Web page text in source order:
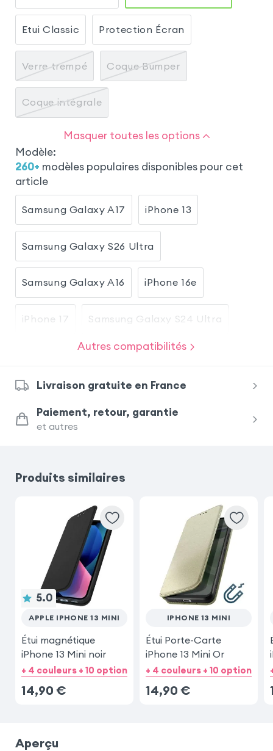
Etui Classic Protection Écran
Verre trempé Coque Bumper
Coque intégrale
Masquer toutes les options
Modèle:
260+ modèles populaires disponibles pour cet
article
Samsung Galaxy A17 iPhone 13
Samsung Galaxy S26 Ultra
Samsung Galaxy A16 iPhone 16e
iPhone 17 Samsung Galaxy S24 Ultra
Samsung Galaxy S23
Samsung Galaxy S25 Ultra
Samsung Galaxy A54 5G
Autres compatibilités
Livraison gratuite en France
Paiement, retour, garantie
et autres
Produits similaires
5.0
APPLE IPHONE 13 MINI
Étui magnétique
iPhone 13 Mini noir
+ 4 couleurs + 10 option
14,90 €
IPHONE 13 MINI
Étui Porte-Carte
iPhone 13 Mini Or
+ 4 couleurs + 10 option
14,90 €
Aperçu